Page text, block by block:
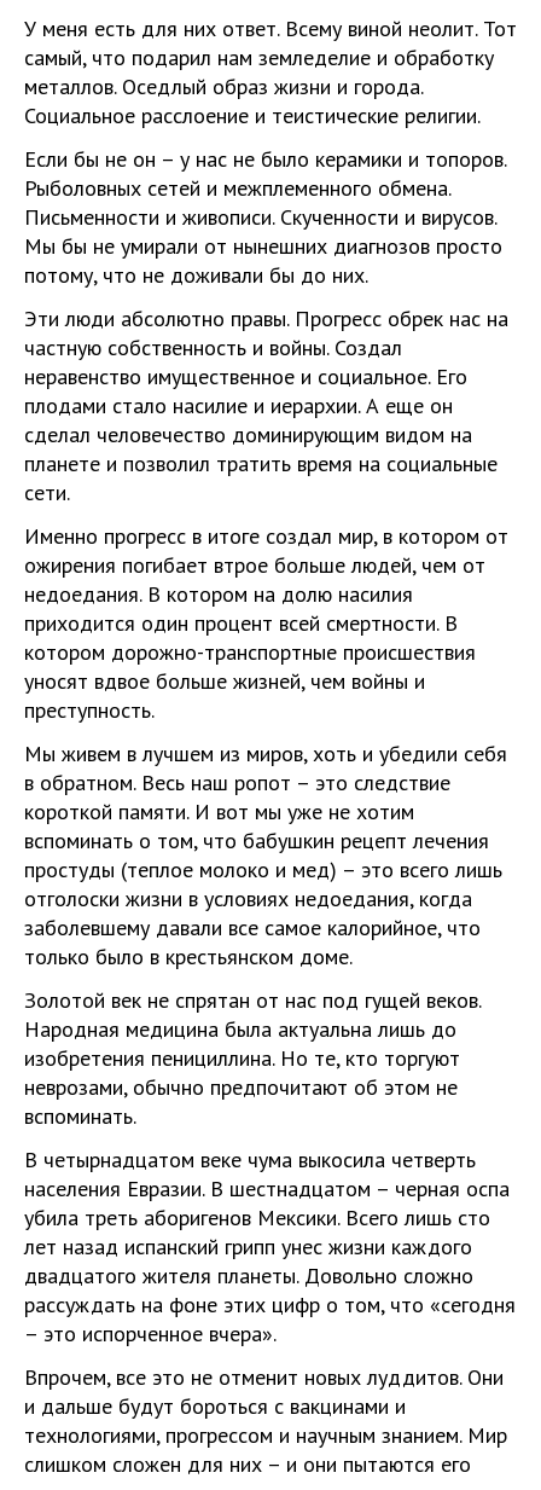
У меня есть для них ответ. Всему виной неолит. Тот
самый, что подарил нам земледелие и обработку
металлов. Оседлый образ жизни и города.
Социальное расслоение и теистические религии.
Если бы не он – у нас не было керамики и топоров.
Рыболовных сетей и межплеменного обмена.
Письменности и живописи. Скученности и вирусов.
Мы бы не умирали от нынешних диагнозов просто
потому, что не доживали бы до них.
Эти люди абсолютно правы. Прогресс обрек нас на
частную собственность и войны. Создал
неравенство имущественное и социальное. Его
плодами стало насилие и иерархии. А еще он
сделал человечество доминирующим видом на
планете и позволил тратить время на социальные
сети.
Именно прогресс в итоге создал мир, в котором от
ожирения погибает втрое больше людей, чем от
недоедания. В котором на долю насилия
приходится один процент всей смертности. В
котором дорожно-транспортные происшествия
уносят вдвое больше жизней, чем войны и
преступность.
Мы живем в лучшем из миров, хоть и убедили себя
в обратном. Весь наш ропот – это следствие
короткой памяти. И вот мы уже не хотим
вспоминать о том, что бабушкин рецепт лечения
простуды (теплое молоко и мед) – это всего лишь
отголоски жизни в условиях недоедания, когда
заболевшему давали все самое калорийное, что
только было в крестьянском доме.
Золотой век не спрятан от нас под гущей веков.
Народная медицина была актуальна лишь до
изобретения пенициллина. Но те, кто торгуют
неврозами, обычно предпочитают об этом не
вспоминать.
В четырнадцатом веке чума выкосила четверть
населения Евразии. В шестнадцатом – черная оспа
убила треть аборигенов Мексики. Всего лишь сто
лет назад испанский грипп унес жизни каждого
двадцатого жителя планеты. Довольно сложно
рассуждать на фоне этих цифр о том, что «сегодня
– это испорченное вчера».
Впрочем, все это не отменит новых луддитов. Они
и дальше будут бороться с вакцинами и
технологиями, прогрессом и научным знанием. Мир
слишком сложен для них – и они пытаются его